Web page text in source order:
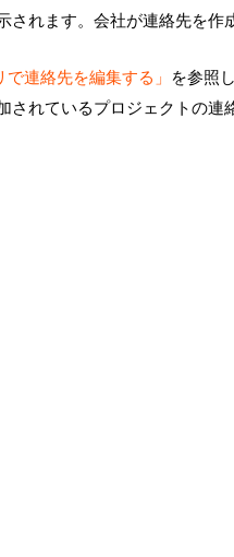
されます。会社が連絡先を
で連絡先を編集する」 を参照
れているプロジェクトの連